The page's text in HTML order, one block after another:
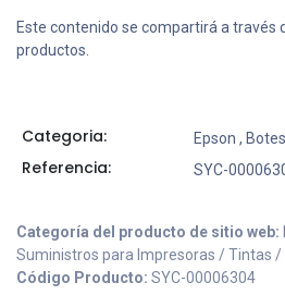
Este contenido se compartirá a través
productos.
Categoria: Epson ,
Referencia: SYC-
Categoría del producto de sitio web:
Suministros para Impresoras / Tintas /
Código Producto: SYC-00006304